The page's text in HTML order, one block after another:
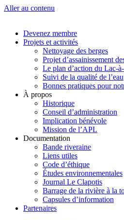
Aller au contenu
Devenez membre
Projets et activités
Nettoyage des berges
Projet d’assainissement
Le plan d’action du Lac-
Suivi de la qualité de l’eau
Bonnes pratiques pour
À propos
Historique
Conseil d’administration
Implication bénévole
Mission de l’APL
Documentation
Bande riveraine
Liens utiles
Code d’éthique
Études environnementales
Journal Le Clapotis
Barrage de la rivière à la
Capsules d’information
Partenaires